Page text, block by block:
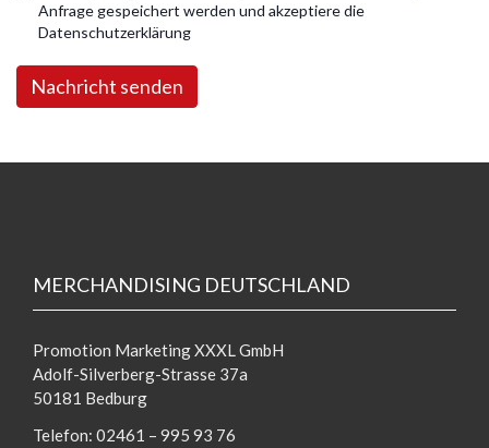
Anfrage gespeichert werden und akzeptiere die
Datenschutzerklärung
Nachricht senden
MERCHANDISING DEUTSCHLAND
Promotion MarketingXXXLGmbH
Adolf-Silverberg-Strasse 37a
50181 Bedburg
Telefon: 02461 – 995 93 76